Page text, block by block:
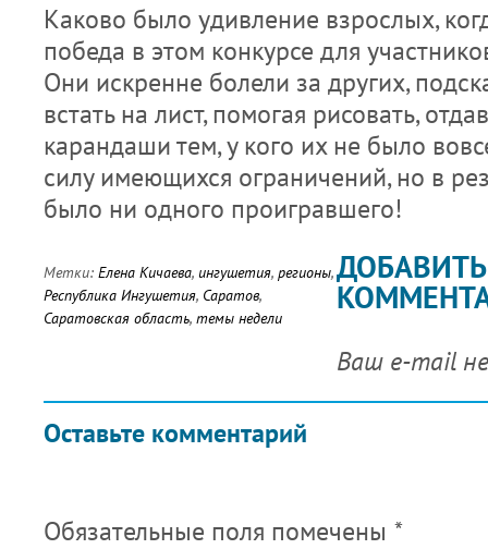
Каково было удивление взрослых,
победа в этом конкурсе для
Они искренне болели за других,
встать на лист, помогая рисовать,
карандаши тем, у кого их не было
силу имеющихся ограничений, но в
было ни одного проигравшего!
Метки: Елена Кичаева, ингушетия, регионы,
Республика Ингушетия, Саратов,
Саратовская область, темы недели
Оставьте комментарий
ДОБАВИТЬ
Ваш e-mail
Обязательные поля помечены *